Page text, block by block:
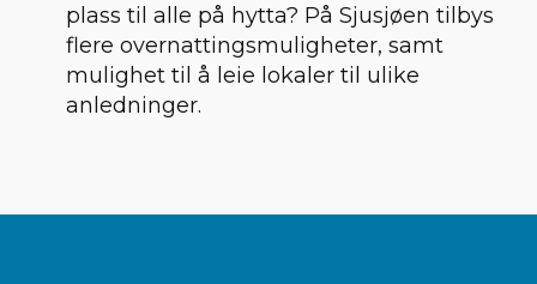
plass til alle på hytta? På Sjusjøen tilbys
flere overnattingsmuligheter, samt
mulighet til å leie lokaler til ulike
anledninger.